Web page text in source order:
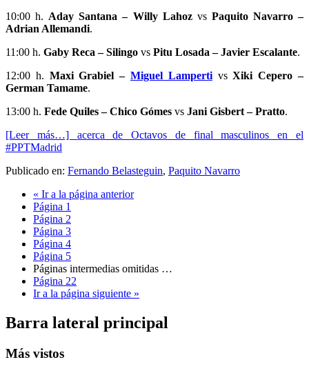
10:00 h. Aday Santana – Willy Lahozvs Paquito Navarro –
Adrian Allemandi.
11:00 h. Gaby Reca – Silingo vs Pitu Losada – Javier Escalante.
12:00 h. Maxi Grabiel –Miguel LampertivsXiki Cepero –
German Tamame.
13:00 h. Fede Quiles – Chico Gómes vs Jani Gisbert – Pratto.
[Leer más…] acerca de Octavos de final masculinos en el
#PPTMadrid
Publicado en: Fernando Belasteguin, Paquito Navarro
« Ir a la página anterior
Página 1
Página 2
Página 3
Página 4
Página 5
Páginas intermedias omitidas …
Página 22
Ir a la página siguiente »
Barra lateral principal
Más vistos